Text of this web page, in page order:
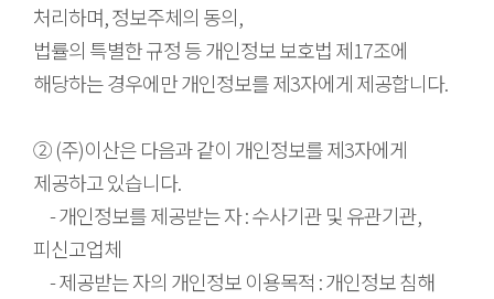
처리하며, 정보주체의 동의,
법률의 특별한 규정 등 개인정보 보호법 제17조에
해당하는 경우에만 개인정보를 제3자에게 제공합니다.
② (주)이산은 다음과 같이 개인정보를 제3자에게
제공하고 있습니다.
- 개인정보를 제공받는 자 : 수사기관 및 유관기관,
피신고업체
- 제공받는 자의 개인정보 이용목적 : 개인정보 침해